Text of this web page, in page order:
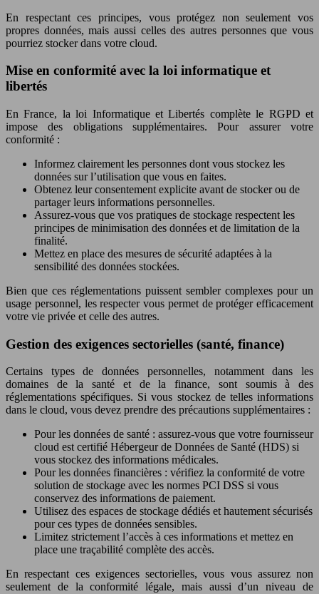
En respectant ces principes, vous protégez non seulement vos
propres données, mais aussi celles des autres personnes que vous
pourriez stocker dans votre cloud.
Mise en conformité avec la loi informatique et
libertés
En France, la loi Informatique et Libertés complète le RGPD et
impose des obligations supplémentaires. Pour assurer votre
conformité :
Informez clairement les personnes dont vous stockez les
données sur l’utilisation que vous en faites.
Obtenez leur consentement explicite avant de stocker ou de
partager leurs informations personnelles.
Assurez-vous que vos pratiques de stockage respectent les
principes de minimisation des données et de limitation de la
finalité.
Mettez en place des mesures de sécurité adaptées à la
sensibilité des données stockées.
Bien que ces réglementations puissent sembler complexes pour un
usage personnel, les respecter vous permet de protéger efficacement
votre vie privée et celle des autres.
Gestion des exigences sectorielles (santé, finance)
Certains types de données personnelles, notamment dans les
domaines de la santé et de la finance, sont soumis à des
réglementations spécifiques. Si vous stockez de telles informations
dans le cloud, vous devez prendre des précautions supplémentaires :
Pour les données de santé : assurez-vous que votre fournisseur
cloud est certifié Hébergeur de Données de Santé (HDS) si
vous stockez des informations médicales.
Pour les données financières : vérifiez la conformité de votre
solution de stockage avec les normes PCI DSS si vous
conservez des informations de paiement.
Utilisez des espaces de stockage dédiés et hautement sécurisés
pour ces types de données sensibles.
Limitez strictement l’accès à ces informations et mettez en
place une traçabilité complète des accès.
En respectant ces exigences sectorielles, vous vous assurez non
seulement de la conformité légale, mais aussi d’un niveau de